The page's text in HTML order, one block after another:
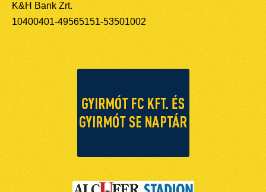
K&H Bank Zrt.
10400401-49565151-53501002